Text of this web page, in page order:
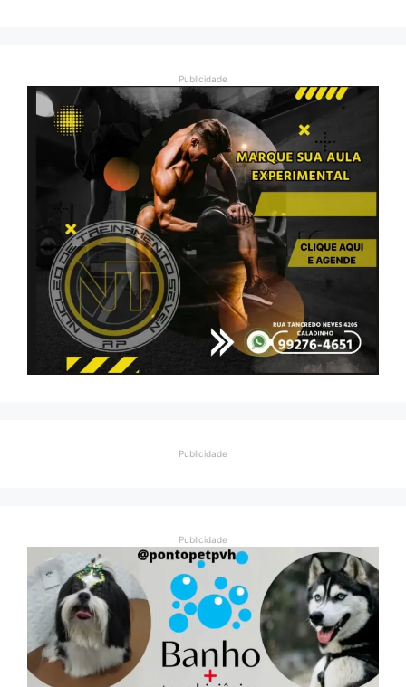
Publicidade
Publicidade
Publicidade